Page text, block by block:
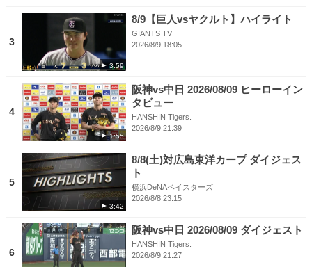
3
3:59
8/9【巨人vsヤクルト】ハイライト
GIANTS TV
2026/8/9 18:05
4
1:55
阪神vs中日 2026/08/09 ヒーローイン
タビュー
HANSHIN Tigers.
2026/8/9 21:39
5
3:42
8/8(土)対広島東洋カープ ダイジェス
ト
横浜DeNAベイスターズ
2026/8/8 23:15
6
阪神vs中日 2026/08/09 ダイジェスト
HANSHIN Tigers.
2026/8/9 21:27